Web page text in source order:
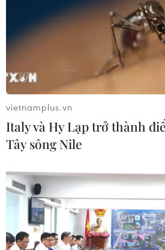
(Nhấp chuột vào ảnh để xem
Thành phố Hồ Chí Minh mở
từ 1/10, tuy nhiên, người dân
chặt chẽ các quy định về
vietnamplus.vn
Italy và Hy Lạp trở thành
Tây sông Nile